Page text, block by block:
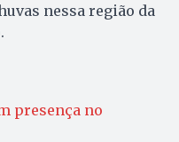
nessa região da
presença no